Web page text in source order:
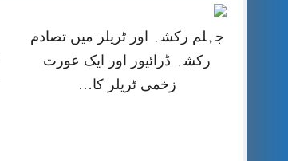
جہلم رکشہ اور ٹریلر میں تصادم
رکشہ ڈرائیور اور ایک عورت
زخمی ٹریلر کا…